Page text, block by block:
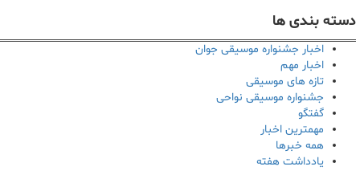
دسته بندی ها
اخبار جشنواره موسیقی جوان
اخبار مهم
تازه های موسیقی
جشنواره موسیقی نواحی
گفتگو
مهمترین اخبار
همه خبرها
یادداشت هفته